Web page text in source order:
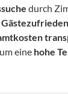
durch
eine hohe